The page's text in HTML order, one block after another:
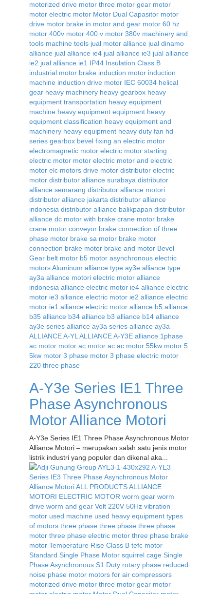
A-Y3e Series IE1 Three
Phase Asynchronous
Motor Alliance Motori
A-Y3e Series IE1 Three Phase Asynchronous Motor
Alliance Motori – merupakan salah satu jenis motor
listrik industri yang populer dan dikenal aka...